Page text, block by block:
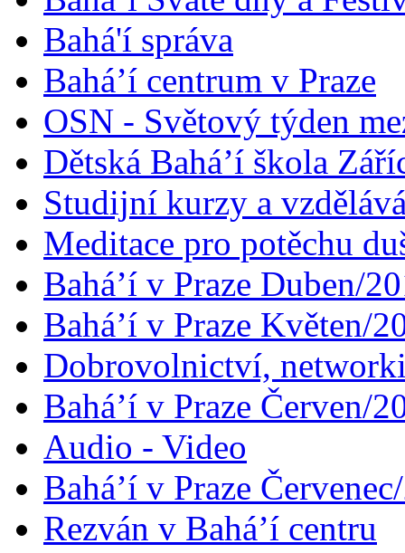
Bahá'í správa
Bahá’í centrum v Praze
OSN - Světový týden
Dětská Bahá’í škola
Studijní kurzy a
Meditace pro potěchu
Bahá’í v Praze Duben/
Bahá’í v Praze Květen/
Dobrovolnictví,
Bahá’í v Praze Červen/
Audio - Video
Bahá’í v Praze
Rezván v Bahá’í centru